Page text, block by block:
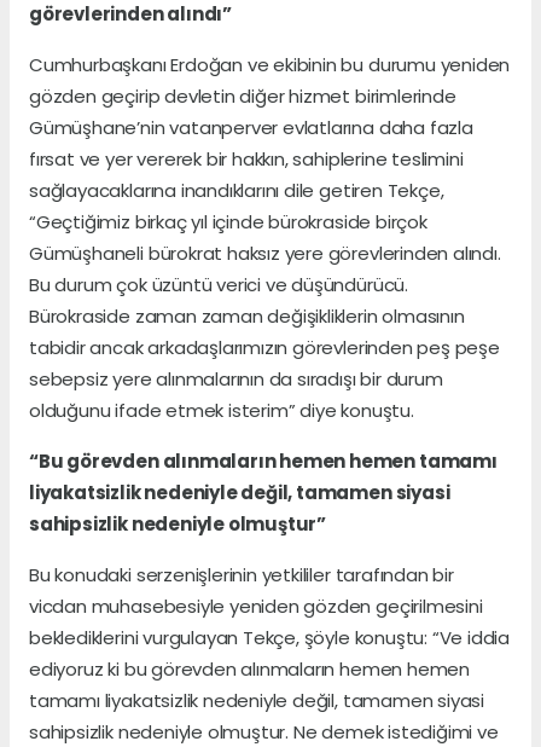
görevlerinden alındı”
Cumhurbaşkanı Erdoğan ve ekibinin bu durumu yeniden
gözden geçirip devletin diğer hizmet birimlerinde
Gümüşhane’nin vatanperver evlatlarına daha fazla
fırsat ve yer vererek bir hakkın, sahiplerine teslimini
sağlayacaklarına inandıklarını dile getiren Tekçe,
“Geçtiğimiz birkaç yıl içinde bürokraside birçok
Gümüşhaneli bürokrat haksız yere görevlerinden alındı.
Bu durum çok üzüntü verici ve düşündürücü.
Bürokraside zaman zaman değişikliklerin olmasının
tabidir ancak arkadaşlarımızın görevlerinden peş peşe
sebepsiz yere alınmalarının da sıradışı bir durum
olduğunu ifade etmek isterim” diye konuştu.
“Bu görevden alınmaların hemen hemen tamamı
liyakatsizlik nedeniyle değil, tamamen siyasi
sahipsizlik nedeniyle olmuştur”
Bu konudaki serzenişlerinin yetkililer tarafından bir
vicdan muhasebesiyle yeniden gözden geçirilmesini
beklediklerini vurgulayan Tekçe, şöyle konuştu: “Ve iddia
ediyoruz ki bu görevden alınmaların hemen hemen
tamamı liyakatsizlik nedeniyle değil, tamamen siyasi
sahipsizlik nedeniyle olmuştur. Ne demek istediğimi ve